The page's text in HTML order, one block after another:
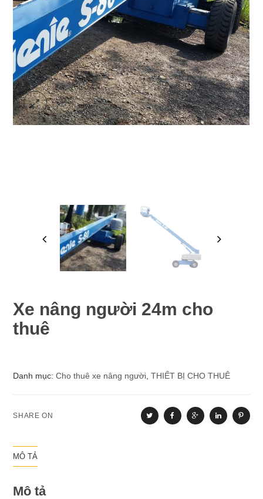
Xe nâng người 24m cho
thuê
Danh mục:Cho thuê xe nâng người ,THIẾT BỊ CHO THUÊ
SHARE ON
MÔ TẢ
Mô tả